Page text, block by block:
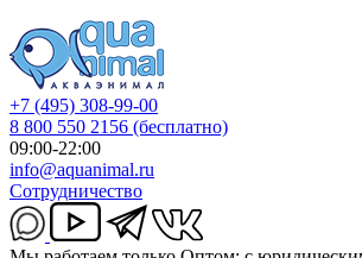
+7 (495) 308-99-00
8 800 550 2156 (бесплатно)
09:00-22:00
info@aquanimal.ru
Сотрудничество